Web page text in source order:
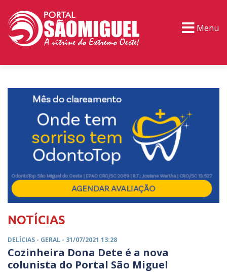
Menu
NOTÍCIAS
DELÍCIAS - GERAL - 31/07/2021 13:28
Cozinheira Dona Dete é a nova
colunista do Portal São Miguel